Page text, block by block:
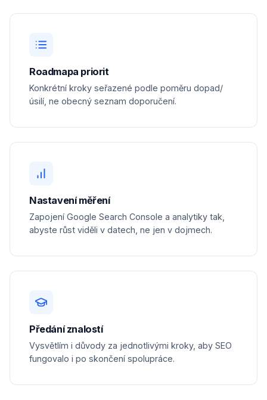
Roadmapa priorit
Konkrétní kroky seřazené podle poměru dopad/
úsilí, ne obecný seznam doporučení.
Nastavení měření
Zapojení Google Search Console a analytiky tak,
abyste růst viděli v datech, ne jen v dojmech.
Předání znalostí
Vysvětlím i důvody za jednotlivými kroky, aby SEO
fungovalo i po skončení spolupráce.